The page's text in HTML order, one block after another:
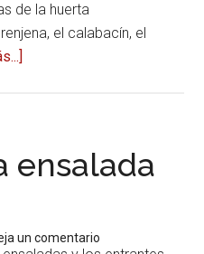
de la huerta
el calabacín, el
mejor
huerta
ensalada
un comentario